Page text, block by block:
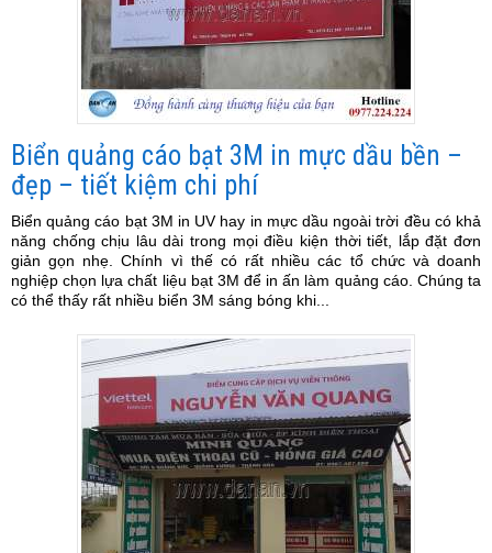
Biển quảng cáo bạt 3M in mực dầu bền –
đẹp – tiết kiệm chi phí
Biển quảng cáo bạt 3M in UV hay in mực dầu ngoài trời đều có khả
năng chống chịu lâu dài trong mọi điều kiện thời tiết, lắp đặt đơn
giản gọn nhẹ. Chính vì thế có rất nhiều các tổ chức và doanh
nghiệp chọn lựa chất liệu bạt 3M để in ấn làm quảng cáo. Chúng ta
có thể thấy rất nhiều biển 3M sáng bóng khi...